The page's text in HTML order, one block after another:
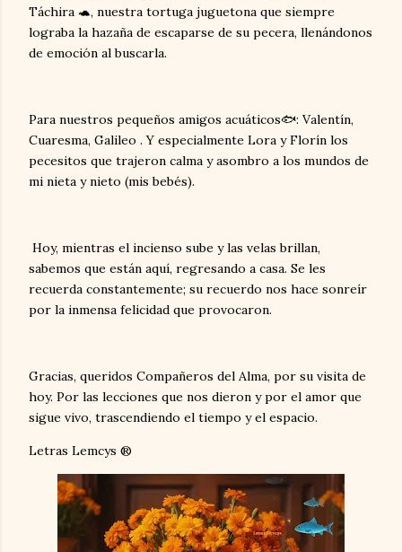
Táchira 🐢, nuestra tortuga juguetona que siempre
lograba la hazaña de escaparse de su pecera, llenándonos
de emoción al buscarla.
Para nuestros pequeños amigos acuáticos🐟: Valentín,
Cuaresma, Galileo . Y especialmente Lora y Florín los
pecesitos que trajeron calma y asombro a los mundos de
mi nieta y nieto (mis bebés).
Hoy, mientras el incienso sube y las velas brillan,
sabemos que están aquí, regresando a casa. Se les
recuerda constantemente; su recuerdo nos hace sonreír
por la inmensa felicidad que provocaron.
Gracias, queridos Compañeros del Alma, por su visita de
hoy. Por las lecciones que nos dieron y por el amor que
sigue vivo, trascendiendo el tiempo y el espacio.
Letras Lemcys ®